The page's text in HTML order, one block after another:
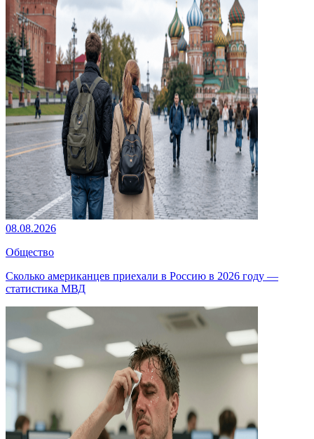
08.08.2026
Общество
Сколько американцев приехали в Россию в 2026 году —
статистика МВД